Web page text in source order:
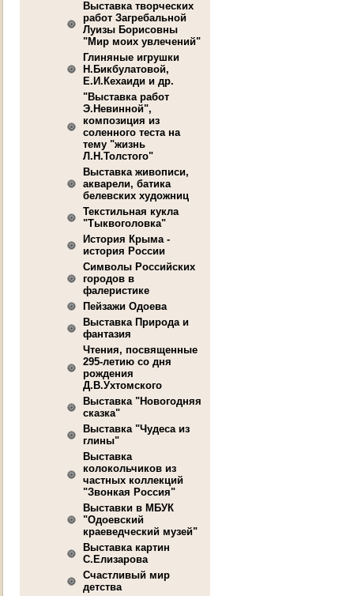
Выставка творческих
работ Загребальной
Луизы Борисовны
"Мир моих увлечений"
Глиняные игрушки
Н.Бикбулатовой,
Е.И.Кехаиди и др.
"Выставка работ
Э.Невинной",
композиция из
соленного теста на
тему "жизнь
Л.Н.Толстого"
Выставка живописи,
акварели, батика
белевских художниц
Текстильная кукла
"Тыквоголовка"
История Крыма -
история России
Символы Российских
городов в
фалеристике
Пейзажи Одоева
Выставка Природа и
фантазия
Чтения, посвященные
295-летию со дня
рождения
Д.В.Ухтомского
Выставка "Новогодняя
сказка"
Выставка "Чудеса из
глины"
Выставка
колокольчиков из
частных коллекций
"Звонкая Россия"
Выставки в МБУК
"Одоевский
краеведческий музей"
Выставка картин
С.Елизарова
Счастливый мир
детства